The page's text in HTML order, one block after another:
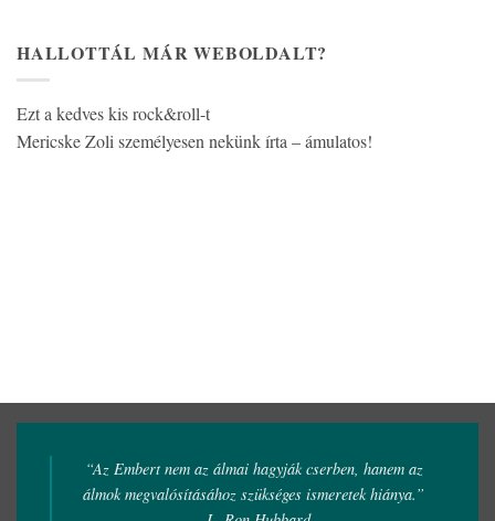
HALLOTTÁL MÁR WEBOLDALT?
Ezt a kedves kis rock&roll-t
Mericske Zoli személyesen nekünk írta – ámulatos!
“Az Embert nem az álmai hagyják cserben, hanem az
álmok megvalósításához szükséges ismeretek hiánya.”